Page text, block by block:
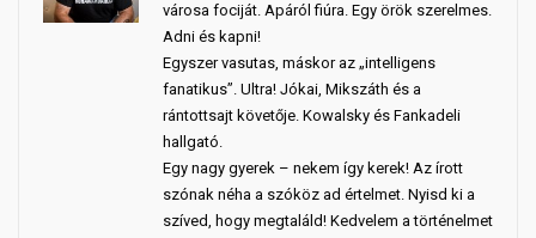
városa fociját. Apáról fiúra. Egy örök szerelmes.
Adni és kapni!
Egyszer vasutas, máskor az „intelligens
fanatikus”. Ultra! Jókai, Mikszáth és a
rántottsajt követője. Kowalsky és Fankadeli
hallgató.
Egy nagy gyerek – nekem így kerek! Az írott
szónak néha a szóköz ad értelmet. Nyisd ki a
szíved, hogy megtaláld! Kedvelem a történelmet